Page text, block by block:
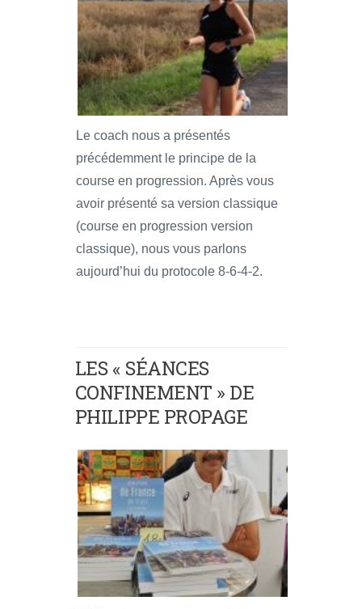
Le coach nous a présentés
précédemment le principe de la
course en progression. Après vous
avoir présenté sa version classique
(course en progression version
classique), nous vous parlons
aujourd’hui du protocole 8-6-4-2.
LES « SÉANCES
CONFINEMENT » DE
PHILIPPE PROPAGE